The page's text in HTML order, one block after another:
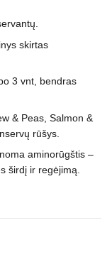
.
skirtas
3 vnt, bendras
& Peas, Salmon &
rūšys.
aminorūgštis –
širdį ir regėjimą.